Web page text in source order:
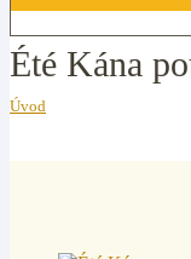
Été Kána
Úvod